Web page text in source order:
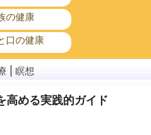
の健康
口の健康
衛生
瞑想
高める実践的ガイド